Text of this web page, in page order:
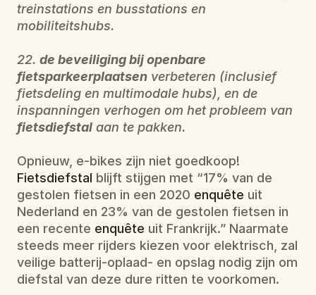
treinstations en busstations en
mobiliteitshubs.
22. de beveiliging bij openbare
fietsparkeerplaatsen verbeteren (inclusief
fietsdeling en multimodale hubs), en de
fietsdiefstal aan te pakken.
Fietsdiefstal blijft stijgen met “17% van de
gestolen fietsen in een 2020 enquête uit
Nederland en 23% van de gestolen fietsen in
een recente enquête uit Frankrijk.” Naarmate
steeds meer rijders kiezen voor elektrisch, zal
veilige batterij-oplaad- en opslag nodig zijn om
diefstal van deze dure ritten te voorkomen.